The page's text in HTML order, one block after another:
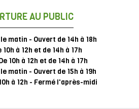
AU PUBLIC
matin - Ouvert de 14h à 18h
10h à 12h et de 14h à 17h
10h à 12h et de 14h à 17h
matin - Ouvert de 15h à 19h
à 12h - Fermé l'après-midi